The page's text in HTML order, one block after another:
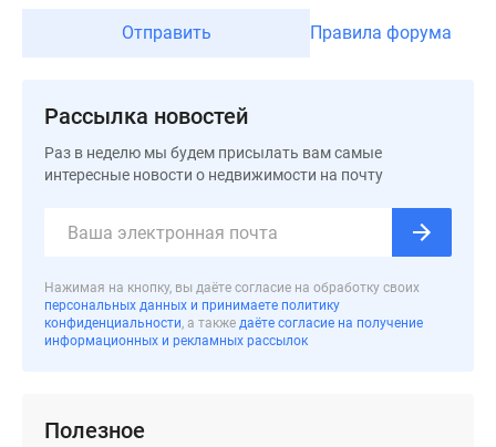
Программа
реновации
Новостройки
класса
Новостройки
бизнес-
ипотека
Отправить Правила форума
Рассылка новостей
Раз в неделю мы будем присылать вам самые
интересные новости о недвижимости на почту
Нажимая на кнопку, вы даёте согласие на обработку своих
персональных данных и принимаете политику
конфиденциальности, а также даёте согласие на получение
информационных и рекламных рассылок
Полезное